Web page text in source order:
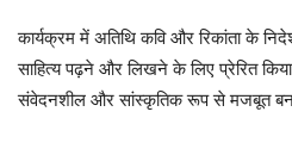
कार्यक्रम में अतिथि कवि और रिकांता के
साहित्य पढ़ने और लिखने के लिए प्रेरित
संवेदनशील और सांस्कृतिक रूप से मजबूत